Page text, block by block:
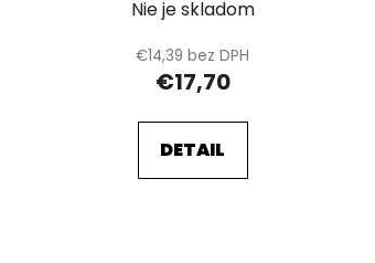
Nie je skladom
€14,39 bez DPH
€17,70
DETAIL